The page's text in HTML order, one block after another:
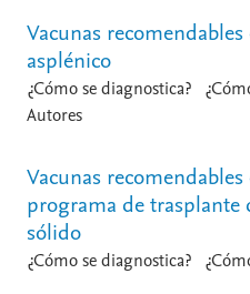
Vacunas
asplénico
¿Cómo se diagnostica?
Autores
Vacunas
programa de trasplante
sólido
¿Cómo se diagnostica?